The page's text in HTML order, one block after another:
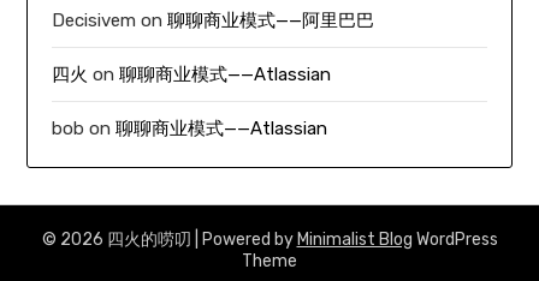
Decisivem on聊聊商业模式——阿里巴巴
四火 on聊聊商业模式——Atlassian
bob on聊聊商业模式——Atlassian
© 2026 四火的唠叨 | Powered by Minimalist Blog WordPress
Theme